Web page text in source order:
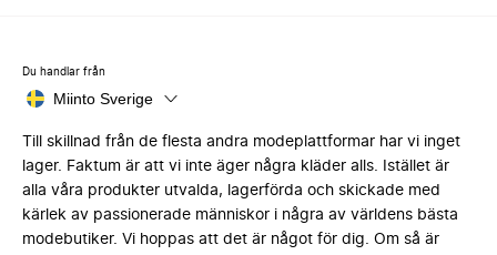
Du handlar från
Miinto Sverige
Till skillnad från de flesta andra modeplattformar har vi inget
lager. Faktum är att vi inte äger några kläder alls. Istället är
alla våra produkter utvalda, lagerförda och skickade med
kärlek av passionerade människor i några av världens bästa
modebutiker. Vi hoppas att det är något för dig. Om så är